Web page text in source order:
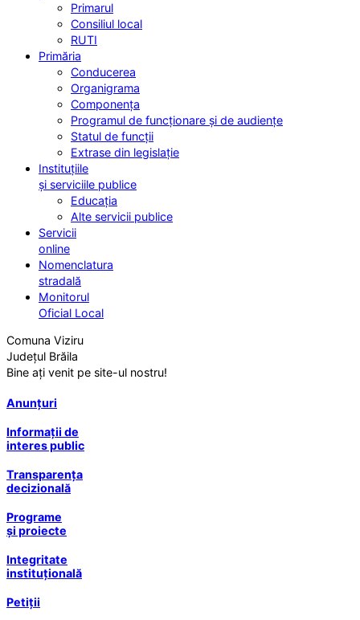
Primarul
Consiliul local
RUTI
Primăria
Conducerea
Organigrama
Componența
Programul de funcționare și de audiențe
Statul de funcții
Extrase din legislație
Instituțiile
și serviciile publice
Educația
Alte servicii publice
Servicii
online
Nomenclatura
stradală
Monitorul
Oficial Local
Comuna Viziru
Județul Brăila
Bine ați venit pe site-ul nostru!
Anunțuri
Informații de
interes public
Transparența
decizională
Programe
și proiecte
Integritate
instituțională
Petiții